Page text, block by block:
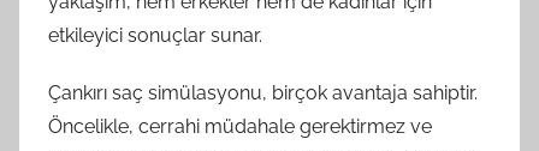
etkileyici sonuçlar sunar.
Çankırı saç simülasyonu, birçok avantaja sahiptir.
Öncelikle, cerrahi müdahale gerektirmez ve